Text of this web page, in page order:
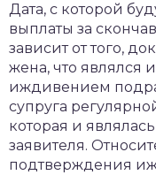
Дата, с которой
выплаты за
зависит от того,
жена, что
иждивением
супруга
которая и
заявителя.
подтверждения